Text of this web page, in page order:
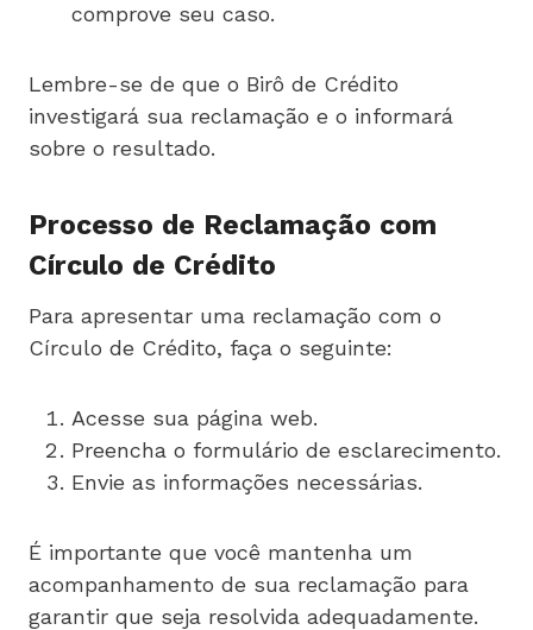
comprove seu caso.
Lembre-se de que o Birô de Crédito
investigará sua reclamação e o informará
sobre o resultado.
Processo de Reclamação com
Círculo de Crédito
Para apresentar uma reclamação com o
Círculo de Crédito, faça o seguinte:
Acesse sua página web.
Preencha o formulário de esclarecimento.
Envie as informações necessárias.
É importante que você mantenha um
acompanhamento de sua reclamação para
garantir que seja resolvida adequadamente.